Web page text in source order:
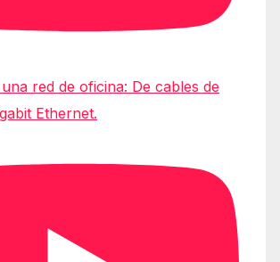
red de oficina: De cables de
Ethernet.